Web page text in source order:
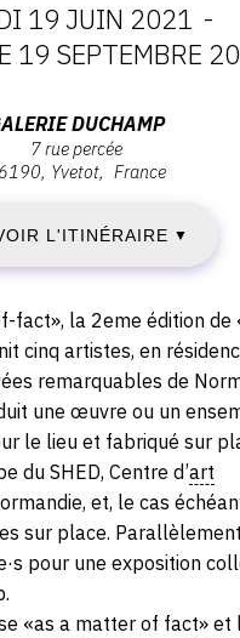
À PROPOS
À PROPOS D'OAM
CGU
NOUS
INSTAGRAM
FACEBOOK
TWITTER
DATES
:
SAMEDI
19
JUIN
2021
-
19
2021
19 JUIN 2021 -
19 SEPTEMBRE
DUCHAMP
7 rue percée
Yvetot France
L'ITINÉRAIRE ▼
la 2eme édition de
cinq artistes, en
remarquables de
une œuvre ou un
le lieu et fabriqué sur
du SHED, Centre d’art
et, le cas
sur place.
pour une exposition
«as a matter of fact» et